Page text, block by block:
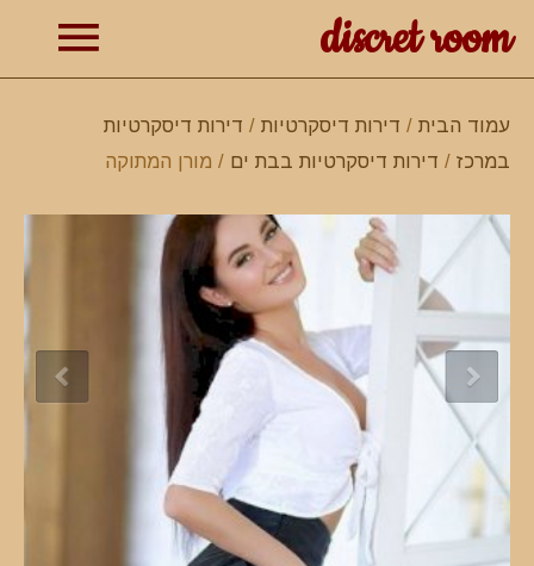
discret room
עמוד הבית / דירות דיסקרטיות / דירות דיסקרטיות
במרכז / דירות דיסקרטיות בבת ים / מורן המתוקה